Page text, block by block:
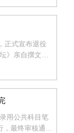
正式宣布退役
》亲自撰文，
将会是我的最
用公共科目笔
最终审核通过